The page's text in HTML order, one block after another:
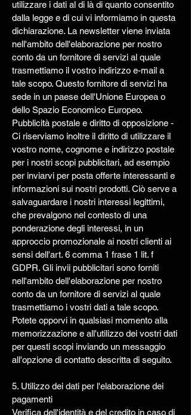
utilizzare i dati al di là di quanto consentito
dalla legge e di cui vi informiamo in questa
dichiarazione. La newsletter viene inviata
nell'ambito dell'elaborazione per nostro
conto da un fornitore di servizi al quale
trasmettiamo il vostro indirizzo e-mail a
tale scopo. Questo fornitore di servizi ha
sede in un paese dell'Unione Europea o
dello Spazio Economico Europeo.
Pubblicità postale e diritto di opposizione -
Ci riserviamo inoltre il diritto di utilizzare il
vostro nome, cognome e indirizzo postale
per i nostri scopi pubblicitari, ad esempio
per inviarvi per posta offerte interessanti e
informazioni sui nostri prodotti. Ciò serve a
salvaguardare i nostri interessi legittimi,
che prevalgono nel contesto di una
ponderazione degli interessi, in un
approccio promozionale ai nostri clienti ai
sensi dell'art. 6 comma 1 frase 1 lit. f
GDPR. Gli invii pubblicitari sono forniti
nell'ambito dell'elaborazione per nostro
conto da un fornitore di servizi al quale
trasmettiamo i vostri dati a tale scopo.
Potete opporvi in qualsiasi momento alla
memorizzazione e all'utilizzo dei vostri dati
per questi scopi inviando un messaggio
all'opzione di contatto descritta di seguito.
5. Utilizzo dei dati per l'elaborazione dei
pagamenti
Verifica dell'identità e del credito in caso di